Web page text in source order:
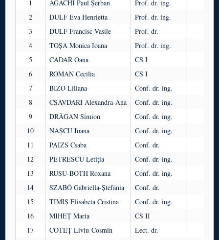
1 AGACHI Paul Șerban Prof. dr. ing.
2
DULF Eva Henrietta Prof. dr. ing.
3
DULF Francisc Vasile Prof. dr.
4
TOȘA Monica Ioana Prof. dr. ing.
5
CADAR Oana CS I
6
ROMAN Cecilia CS I
7
BIZO Liliana Conf. dr. ing.
8
CSAVDARI Alexandra-Ana Conf. dr. ing.
9
DRĂGAN Simion Conf. dr. ing.
10
NAȘCU Ioana Conf. dr. ing.
11
PAIZS Csaba Conf. dr.
12
PETRESCU Letiția Conf. dr. ing.
13
RUSU-BOTH Roxana Conf. dr. ing.
14
SZABÓ Gabriella-Ștefánia Conf. dr.
15
TIMIȘ Elisabeta Cristina Conf. dr. ing.
16
MIHEȚ Maria CS II
17
COTEȚ Liviu-Cosmin Lect. dr.